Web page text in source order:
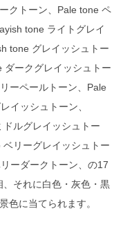
クトーン、Pale tone ペ
tone ライトグレイ
tone グレイッシュトー
ダークグレイッシュトー
ーペールトーン、Pale
イッシュトーン、
ルグレイッシュトー
リーグレイッシュトー
ーダークトーン、の17
それに白色・灰色・黒
色に当てられます。